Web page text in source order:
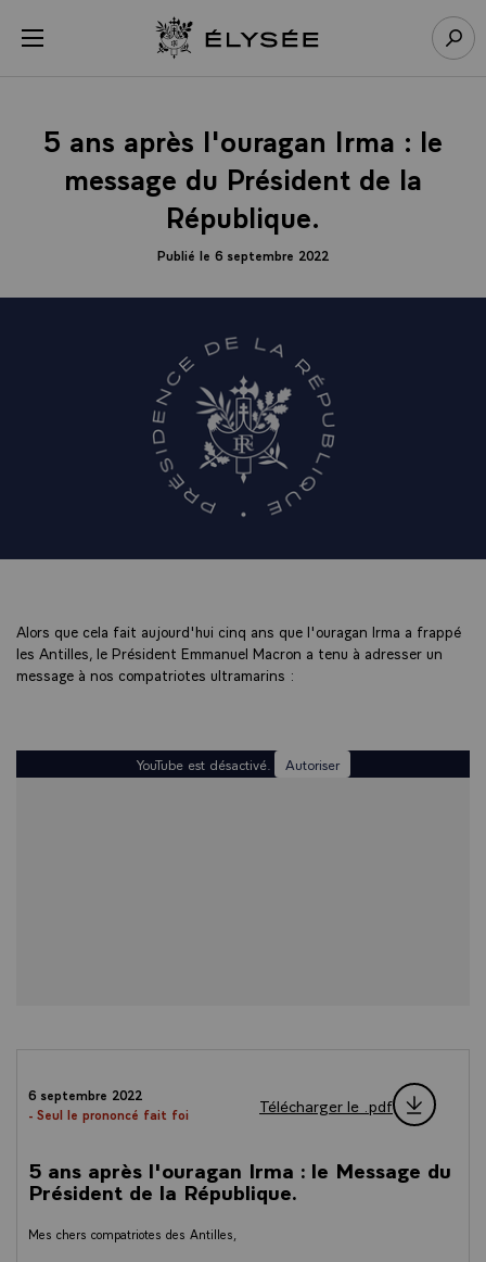
menu Retour à l’accueil Élysée
5 ans après l'ouragan Irma : le
message du Président de la
République.
Publié le 6 septembre 2022
Alors que cela fait aujourd'hui cinq ans que l'ouragan Irma a frappé
les Antilles, le Président Emmanuel Macron a tenu à adresser un
message à nos compatriotes ultramarins :
YouTube est désactivé. Autoriser
6 septembre 2022
- Seul le prononcé fait foi
Télécharger le .pdf
5 ans après l'ouragan Irma : le Message du
Président de la République.
Mes chers compatriotes des Antilles,
Panneau de gestion des cookies